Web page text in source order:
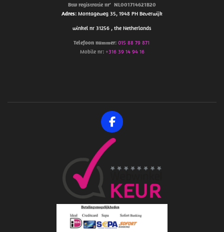
Btw registratie nr’ NL001714621B20
Adres: Montageweg 35, 1948 PH Beverwijk
winkel nr 31256 , the Netherlands
Telefoon nummer:015 88 79 871
Mobile nr: +316 39 14 94 16
F
a
c
b
o
k